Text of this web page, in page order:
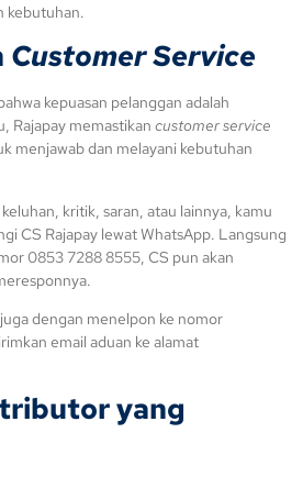
kebutuhan.
Customer Service
kepuasan pelanggan adalah
Rajapay memastikan customer service
menjawab dan melayani kebutuhan
kritik, saran, atau lainnya, kamu
CS Rajapay lewat WhatsApp. Langsung
0853 7288 8555, CS pun akan
dengan menelpon ke nomor
email aduan ke alamat
yang